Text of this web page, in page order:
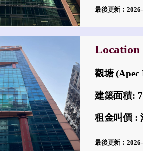
最後更新
Location
觀塘 (Apec
建築面積:
租金叫價 :
最後更新